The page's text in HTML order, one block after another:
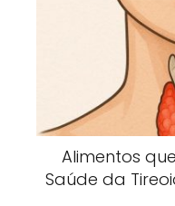
Alimentos
Saúde da